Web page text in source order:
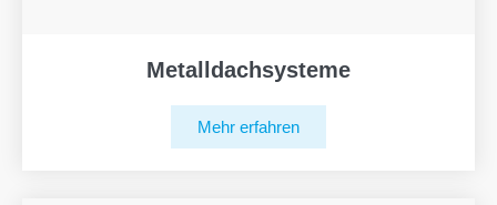
Metalldachsysteme
Mehr erfahren